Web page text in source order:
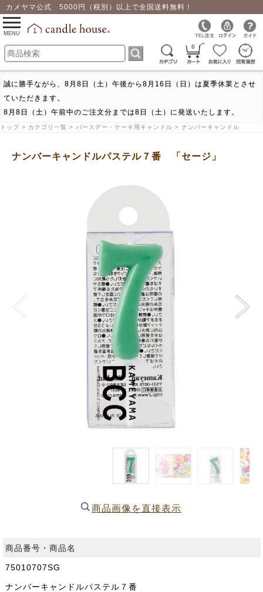
カメヤマ公式 5000円（税別）以上で全国送料無料！
0
toggle
navigation
MENU
誠に勝手ながら、8月8日（土）午後から8月16日（日）は夏季休業とさせ
ていただきます。
8月8日（土）午前中のご注文分までは8日（土）に発送いたします。
トップ > カテゴリ一覧 > バースデー・ケーキ用キャンドル > ナンバーキャンドル
ナンバーキャンドルパステル７番 「セージ」
商品画像を直接表示
商品番号・商品名
75010707SG
ナンバーキャンドルパステル７番